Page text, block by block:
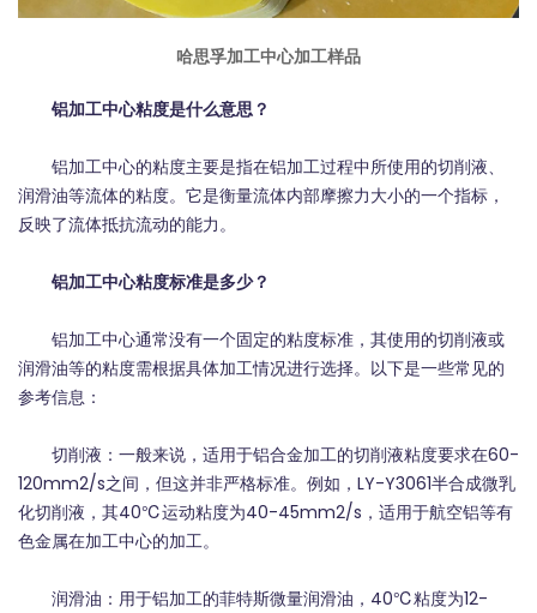
哈思孚加工中心加工样品
铝加工中心粘度是什么意思？
铝加工中心的粘度主要是指在铝加工过程中所使用的切削液、
润滑油等流体的粘度。它是衡量流体内部摩擦力大小的一个指标，
反映了流体抵抗流动的能力。
铝加工中心粘度标准是多少？
铝加工中心通常没有一个固定的粘度标准，其使用的切削液或
润滑油等的粘度需根据具体加工情况进行选择。以下是一些常见的
参考信息：
切削液：一般来说，适用于铝合金加工的切削液粘度要求在60-
120mm2/s之间，但这并非严格标准。例如，LY-Y3061半合成微乳
化切削液，其40℃运动粘度为40-45mm2/s，适用于航空铝等有
色金属在加工中心的加工。
润滑油：用于铝加工的菲特斯微量润滑油，40℃粘度为12-